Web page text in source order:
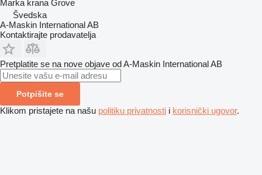
Marka krana Grove
Švedska
A-Maskin International AB
Kontaktirajte prodavatelja
Pretplatite se na nove objave od A-Maskin International AB
Potpišite se
Klikom pristajete na našu politiku privatnosti i korisnički ugovor.